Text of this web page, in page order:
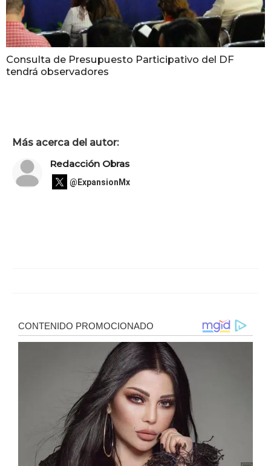
Consulta de Presupuesto Participativo del DF
tendrá observadores
Más acerca del autor:
Redacción Obras
@ExpansionMx